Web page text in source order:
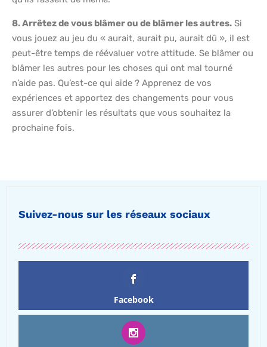
8. Arrêtez de vous blâmer ou de blâmer les autres. Si
vous jouez au jeu du « aurait, aurait pu, aurait dû », il est
peut-être temps de réévaluer votre attitude. Se blâmer ou
blâmer les autres pour les choses qui ont mal tourné
n’aide pas. Qu’est-ce qui aide ? Apprenez de vos
expériences et apportez des changements pour vous
assurer d’obtenir les résultats que vous souhaitez la
prochaine fois.
Suivez-nous sur les réseaux sociaux
Facebook